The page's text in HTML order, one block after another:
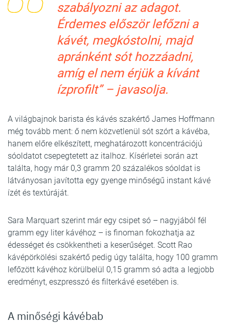
szabályozni az adagot.
Érdemes először lefőzni a
kávét, megkóstolni, majd
apránként sót hozzáadni,
amíg el nem érjük a kívánt
ízprofilt” – javasolja.
A világbajnok barista és kávés szakértő James Hoffmann
még tovább ment: ő nem közvetlenül sót szórt a kávéba,
hanem előre elkészített, meghatározott koncentrációjú
sóoldatot csepegtetett az italhoz. Kísérletei során azt
találta, hogy már 0,3 gramm 20 százalékos sóoldat is
látványosan javította egy gyenge minőségű instant kávé
ízét és textúráját.
Sara Marquart szerint már egy csipet só – nagyjából fél
gramm egy liter kávéhoz – is finoman fokozhatja az
édességet és csökkentheti a keserűséget. Scott Rao
kávépörkölési szakértő pedig úgy találta, hogy 100 gramm
lefőzött kávéhoz körülbelül 0,15 gramm só adta a legjobb
eredményt, eszpresszó és filterkávé esetében is.
A minőségi kávébab